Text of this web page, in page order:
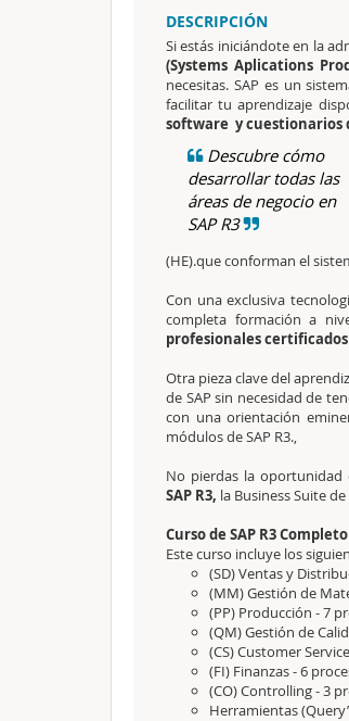
DESCRIPCIÓN
Si estás iniciándote en la
(Systems Aplications
necesitas. SAP es un
facilitar tu aprendizaje
software y cuestionarios
Descubre cómo
desarrollar todas las
áreas de negocio en
SAP R3
(HE).que conforman el
Con una exclusiva
completa formación a
profesionales certificados
Otra pieza clave del
de SAP sin necesidad de
con una orientación
módulos de SAP R3.,
No pierdas la
SAP R3, la Business Suite de
Curso de SAP R3
Este curso incluye los
(SD) Ventas y
(MM) Gestión de
(PP) Producción - 7
(QM) Gestión de
(CS) Customer
(FI) Finanzas - 6
(CO) Controlling - 3
Herramientas